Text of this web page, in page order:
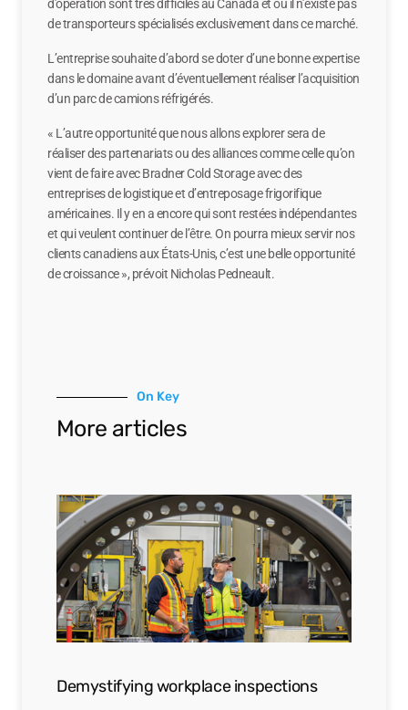
d’opération sont très difficiles au Canada et où il n’existe pas
de transporteurs spécialisés exclusivement dans ce marché.
L’entreprise souhaite d’abord se doter d’une bonne expertise
dans le domaine avant d’éventuellement réaliser l’acquisition
d’un parc de camions réfrigérés.
« L’autre opportunité que nous allons explorer sera de
réaliser des partenariats ou des alliances comme celle qu’on
vient de faire avec Bradner Cold Storage avec des
entreprises de logistique et d’entreposage frigorifique
américaines. Il y en a encore qui sont restées indépendantes
et qui veulent continuer de l’être. On pourra mieux servir nos
clients canadiens aux États-Unis, c’est une belle opportunité
de croissance », prévoit Nicholas Pedneault.
On Key
More articles
Demystifying workplace inspections